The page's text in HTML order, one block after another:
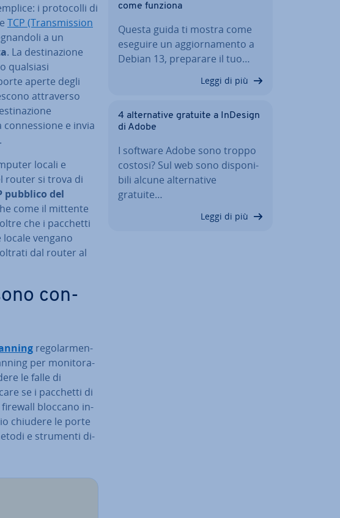
i pro­to­col­li di
e TCP (Tran­smis­sion
a un
. La de­sti­na­zio­ne
qualsiasi
aperte degli
at­tra­ver­so
e invia
locali e
router si trova di
pubblico del
come il mittente
che i pacchetti
locale vengano
dal router al
con­
re­go­lar­men­
per mo­ni­to­ra­
le falle di
se i pacchetti di
bloccano in­
chiudere le porte
e strumenti di­
come funziona
Questa guida ti mostra come
eseguire un ag­gior­na­men­to a
Debian 13, preparare il tuo…
Leggi di più
4 al­ter­na­ti­ve gratuite a InDesign
di Adobe
I software Adobe sono troppo
costosi? Sul web sono di­spo­ni­
bi­li alcune al­ter­na­ti­ve
gratuite…
Leggi di più